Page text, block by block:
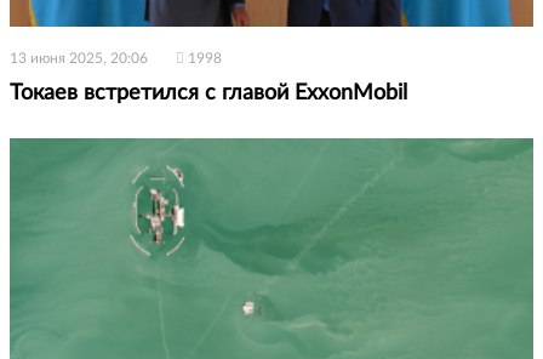
13 июня 2025, 20:06 1998
Токаев встретился с главой ExxonMobil